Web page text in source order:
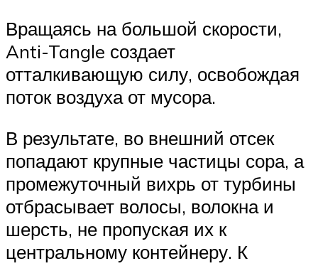
Вращаясь на большой скорости,
Anti-Tangle создает
отталкивающую силу, освобождая
поток воздуха от мусора.
В результате, во внешний отсек
попадают крупные частицы сора, а
промежуточный вихрь от турбины
отбрасывает волосы, волокна и
шерсть, не пропуская их к
центральному контейнеру. К